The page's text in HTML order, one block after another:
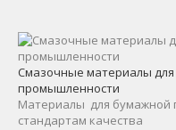
Смазочные материалы
промышленности
Материалы для бумажной
стандартам качества